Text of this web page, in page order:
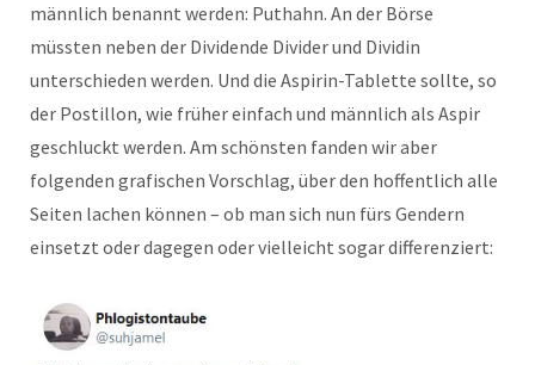
männlich benannt werden: Puthahn. An der Börse
müssten neben der Dividende Divider und Dividin
unterschieden werden. Und die Aspirin-Tablette sollte, so
der Postillon, wie früher einfach und männlich als Aspir
geschluckt werden. Am schönsten fanden wir aber
folgenden grafischen Vorschlag, über den hoffentlich alle
Seiten lachen können – ob man sich nun fürs Gendern
einsetzt oder dagegen oder vielleicht sogar differenziert: